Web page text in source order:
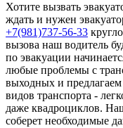
Хотите вызвать
ждать и нужен
+7(981)737-56-33
вызова наш водитель
по эвакуации
любые проблемы с
выходных и
видов транспорта -
даже квадроциклов.
соберет необходимые